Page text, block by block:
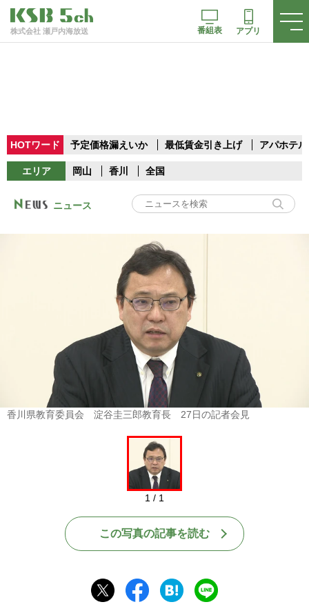
株式会社 瀬戸内海放送 番組表 アプリ
HOTワード 予定価格漏えいか 最低賃金引き上げ アパホテル
エリア 岡山 香川 全国
ニュース
香川県教育委員会 淀谷圭三郎教育長 27日の記者会見
1 / 1
この写真の記事を読む